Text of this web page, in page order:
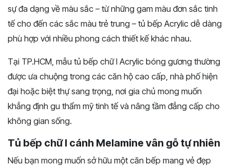
sự đa dạng về màu sắc – từ những gam màu đơn sắc tinh
tế cho đến các sắc màu trẻ trung – tủ bếp Acrylic dễ dàng
phù hợp với nhiều phong cách thiết kế khác nhau.
Tại TP.HCM, mẫu tủ bếp chữ I Acrylic bóng gương thường
được ưa chuộng trong các căn hộ cao cấp, nhà phố hiện
đại hoặc biệt thự sang trọng, nơi gia chủ mong muốn
khẳng định gu thẩm mỹ tinh tế và nâng tầm đẳng cấp cho
không gian sống.
Tủ bếp chữ I cánh Melamine vân gỗ tự nhiên
Nếu bạn mong muốn sở hữu một căn bếp mang vẻ đẹp